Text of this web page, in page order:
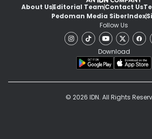
About UsEditorial TeamContact Us
Pedoman Media SiberIndex
Follow Us
Download
© 2026 IDN. All Rights